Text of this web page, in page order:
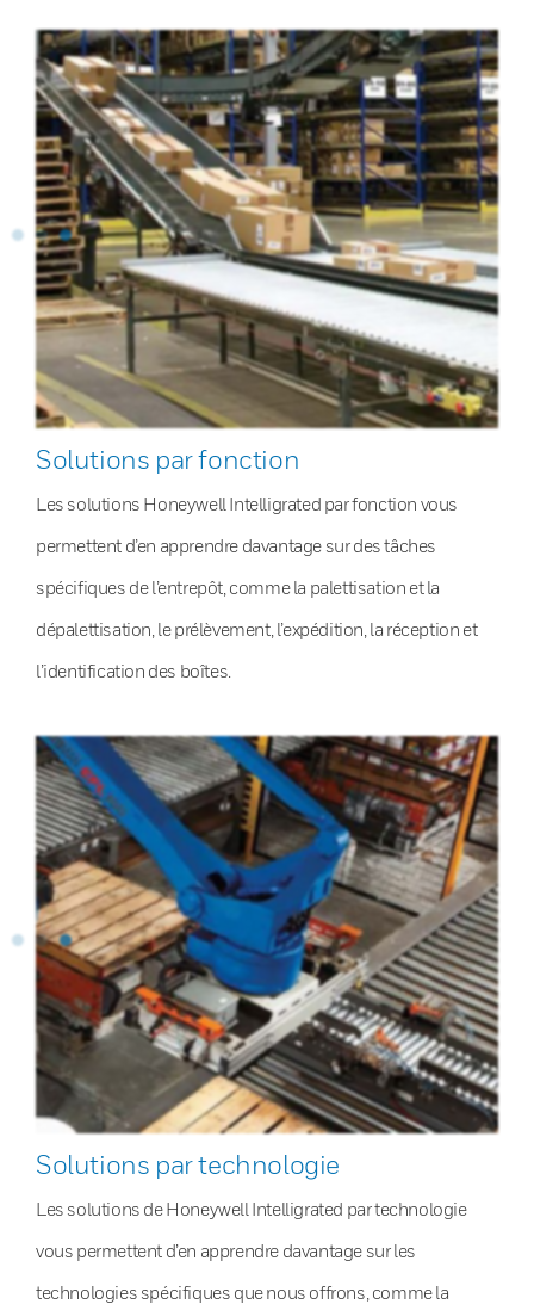
Solutions par fonction
Les solutions Honeywell Intelligrated par fonction vous
permettent d’en apprendre davantage sur des tâches
spécifiques de l’entrepôt, comme la palettisation et la
dépalettisation, le prélèvement, l’expédition, la réception et
l’identification des boîtes.
Solutions par technologie
Les solutions de Honeywell Intelligrated par technologie
vous permettent d’en apprendre davantage sur les
technologies spécifiques que nous offrons, comme la